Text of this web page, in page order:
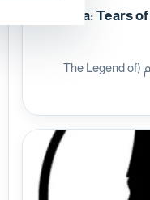
ذا ليجند أوف زيلدا تيرز أوف ذا كينغدوم (The Legend of